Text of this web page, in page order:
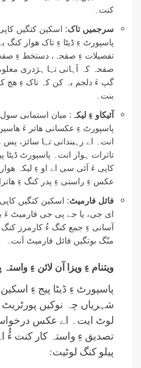
کنت۔
سرجمیں تاک: اسکین کتگیں
پاسپورٹ ءِ ڈیٹا ءِ تاک ھوار کنگ
تفصیلات ءِ صفحہ، دستخط ءِ
صفحہ کہ آہانی تہا ہژدری
گپ ءَ دلجم بہ کن کہ تاک ءِ ھچ
بنت۔
آئیکاو ءِ لیکہ : میان استمانی
پاسپورٹ ءِ عکسانی ھاتر ءَ
انت۔ اے رہبندانی تہا سائز،
تاثرات ہوار انت۔ پاسپورٹ ڈیٹا
کاپی ءَ آئی سی اے او ءِ لیکہ
عکس ءِ راستی ءِ پدر کنگ ءِ ھاترا
فائل فارمیٹ: اسکین کتگیں
ای جی، یا جے پی جی فارمیٹ ءَ
آسانی ءِ جمع کنگ ءُ کارمرز کنگ
منّگ بوتگیں فائل فارمیٹ اَنت۔
ویتنام ءِ ویزا آن لائن ءِ
پاسپورٹ ءِ ڈیٹا پیج ءِ
شہریاں چہ نوکیں
لوٹ ایت۔ اے عکس
تصدیق ءِ واستہ کار کنت ءُُ
پیلو کنگ لوٹیت: